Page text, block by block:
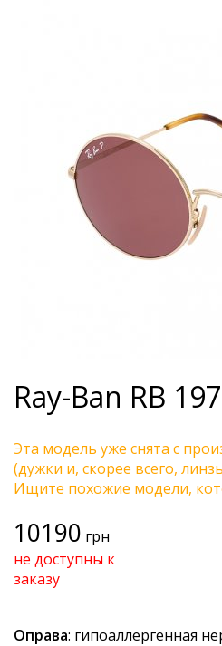
Ray-Ban RB
Эта модель уже снята с
(дужки и, скорее всего,
Ищите похожие модели,
10190 грн
не доступны к
заказу
Оправа: гипоаллергенная